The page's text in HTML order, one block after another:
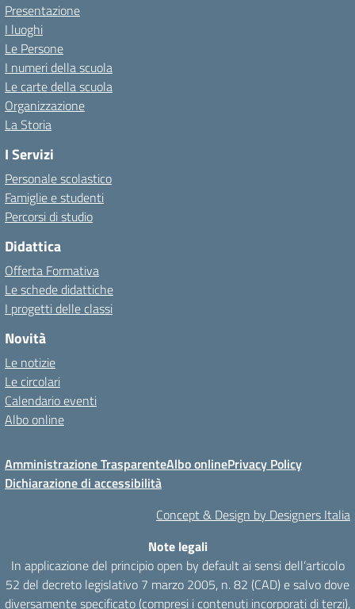
Presentazione
I luoghi
Le Persone
I numeri della scuola
Le carte della scuola
Organizzazione
La Storia
I Servizi
Personale scolastico
Famiglie e studenti
Percorsi di studio
Didattica
Offerta Formativa
Le schede didattiche
I progetti delle classi
Novità
Le notizie
Le circolari
Calendario eventi
Albo online
Amministrazione TrasparenteAlbo onlinePrivacy Policy
Dichiarazione di accessibilità
Concept & Design by Designers Italia
Note legali
In applicazione del principio open by default ai sensi dell’articolo
52 del decreto legislativo 7 marzo 2005, n. 82 (CAD) e salvo dove
diversamente specificato (compresi i contenuti incorporati di terzi),